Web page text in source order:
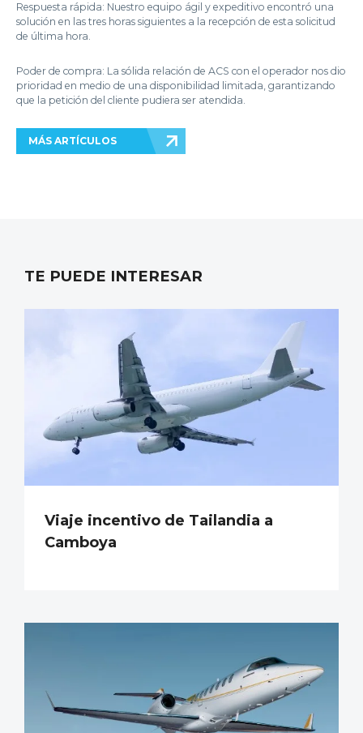
Respuesta rápida: Nuestro equipo ágil y expeditivo encontró una
solución en las tres horas siguientes a la recepción de esta solicitud
de última hora.
Poder de compra: La sólida relación de ACS con el operador nos dio
prioridad en medio de una disponibilidad limitada, garantizando
que la petición del cliente pudiera ser atendida.
MÁS ARTÍCULOS
TE PUEDE INTERESAR
Viaje incentivo de Tailandia a
Camboya